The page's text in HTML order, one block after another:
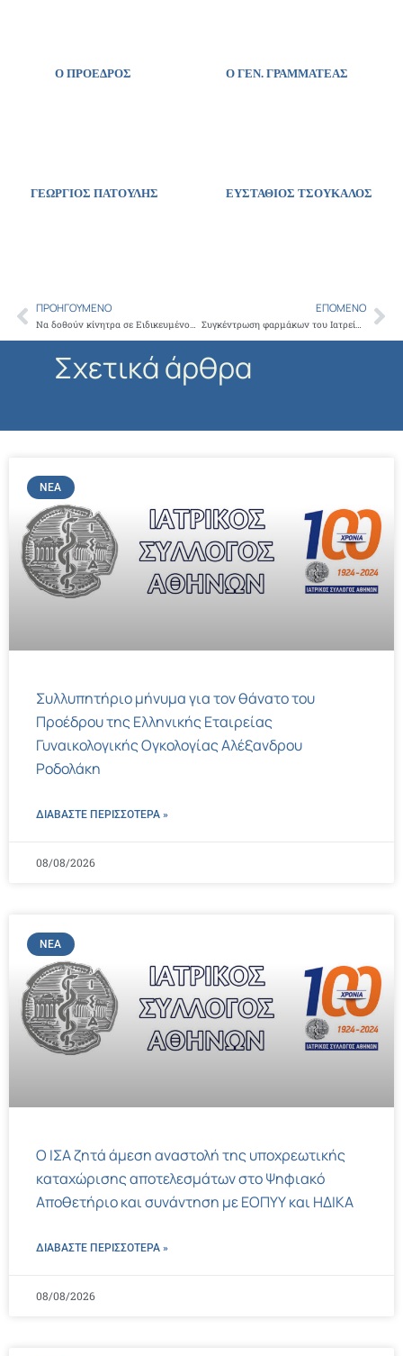
Ο ΠΡΟΕΔΡΟΣ Ο ΓΕΝ. ΓΡΑΜΜΑΤΕΑΣ
ΓΕΩΡΓΙΟΣ ΠΑΤΟΥΛΗΣ ΕΥΣΤΑΘΙΟΣ ΤΣΟΥΚΑΛΟΣ
Prev
ΠΡΟΗΓΟΎΜΕΝΟ
Να δοθούν κίνητρα σε Ειδικευμένους Γιατρούς για την Άγονη Γραμμή ζητά ο ΙΣΑ επ αφορμής της μη στελέχωσης Γαύδου – Θηρασιάς
ΕΠΌΜΕΝΟ
Συγκέντρωση φαρμάκων του Ιατρείου Κοινωνικής Αποστολής και του Δήμου Αμαρουσίου
Σχετικά άρθρα
ΝΈΑ
Συλλυπητήριο μήνυμα για τον θάνατο του
Προέδρου της Ελληνικής Εταιρείας
Γυναικολογικής Ογκολογίας Αλέξανδρου
Ροδολάκη
ΔΙΑΒΑΣΤΕ ΠΕΡΙΣΣΌΤΕΡΑ »
08/08/2026
ΝΈΑ
Ο ΙΣΑ ζητά άμεση αναστολή της υποχρεωτικής
καταχώρισης αποτελεσμάτων στο Ψηφιακό
Αποθετήριο και συνάντηση με ΕΟΠΥΥ και ΗΔΙΚΑ
ΔΙΑΒΑΣΤΕ ΠΕΡΙΣΣΌΤΕΡΑ »
08/08/2026